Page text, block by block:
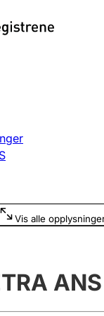
Vis alle
ANS